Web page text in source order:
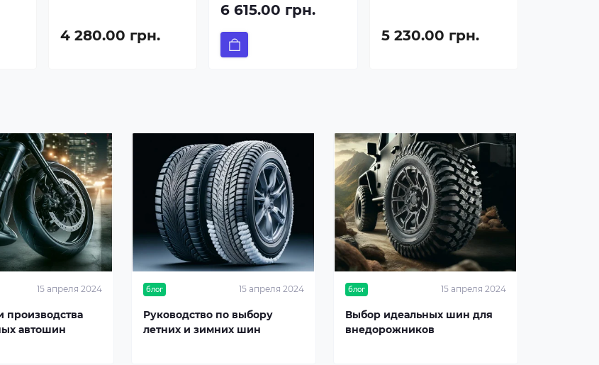
4 280.00 грн.
6 615.00 грн.
5 230.00 грн.
15 апреля 2024
производства
автошин
блог 15 апреля 2024
Руководство по выбору
летних и зимних шин
блог 15 апреля 2024
Выбор идеальных шин для
внедорожников